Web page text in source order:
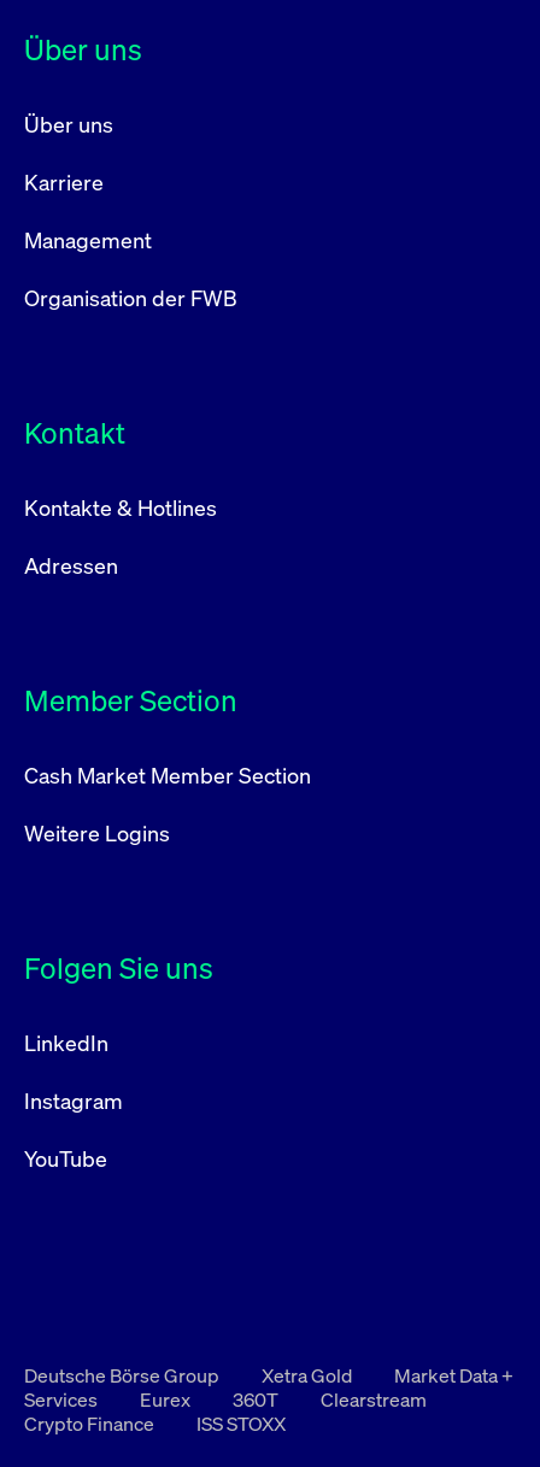
Über uns
Über uns
Karriere
Management
Organisation der FWB
Kontakt
Kontakte & Hotlines
Adressen
Member Section
Cash Market Member Section
Weitere Logins
Folgen Sie uns
LinkedIn
Instagram
YouTube
Deutsche Börse Group Xetra Gold
Market Data +
Services
Eurex 360T
Clearstream
Crypto Finance
ISS STOXX